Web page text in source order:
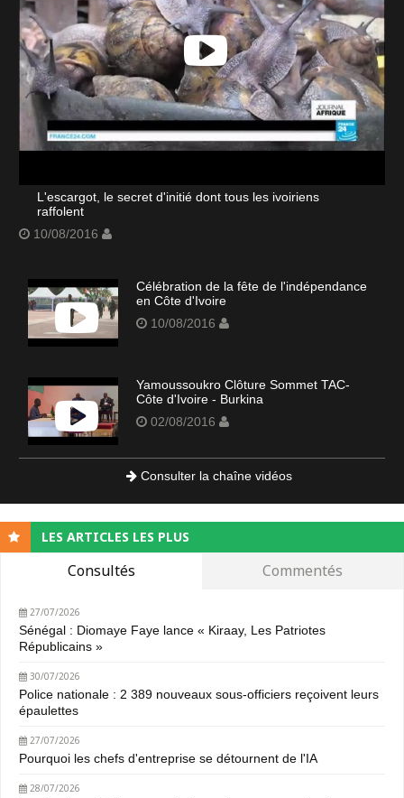
L'escargot, le secret d'initié dont tous les ivoiriens
raffolent
10/08/2016
Célébration de la fête de l'indépendance
en Côte d'Ivoire
10/08/2016
Yamoussoukro Clôture Sommet TAC-
Côte d'Ivoire - Burkina
02/08/2016
Consulter la chaîne vidéos
LES ARTICLES LES PLUS
Consultés Commentés
27/07/2026
Sénégal : Diomaye Faye lance « Kiraay, Les Patriotes
Républicains »
30/07/2026
Police nationale : 2 389 nouveaux sous-officiers reçoivent leurs
épaulettes
27/07/2026
Pourquoi les chefs d'entreprise se détournent de l'IA
28/07/2026